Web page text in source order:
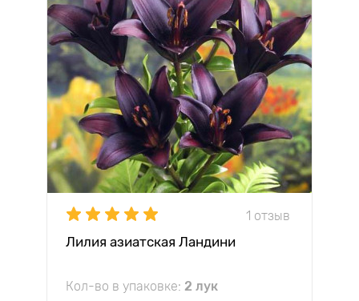
1 отзыв
Лилия азиатская Ландини
Кол-во в упаковке: 2 лук